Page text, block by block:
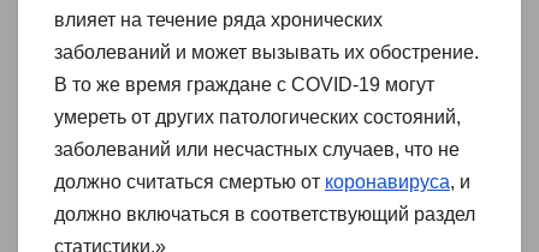
влияет на течение ряда хронических
заболеваний и может вызывать их обострение.
В то же время граждане с COVID-19 могут
умереть от других патологических состояний,
заболеваний или несчастных случаев, что не
должно считаться смертью от коронавируса, и
должно включаться в соответствующий раздел
статистики.»